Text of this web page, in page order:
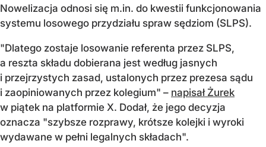
Nowelizacja odnosi się m.in. do kwestii funkcjonowania
systemu losowego przydziału spraw sędziom (SLPS).
"Dlatego zostaje losowanie referenta przez SLPS,
a reszta składu dobierana jest według jasnych
i przejrzystych zasad, ustalonych przez prezesa sądu
i zaopiniowanych przez kolegium" – napisał Żurek
w piątek na platformie X. Dodał, że jego decyzja
oznacza "szybsze rozprawy, krótsze kolejki i wyroki
wydawane w pełni legalnych składach".